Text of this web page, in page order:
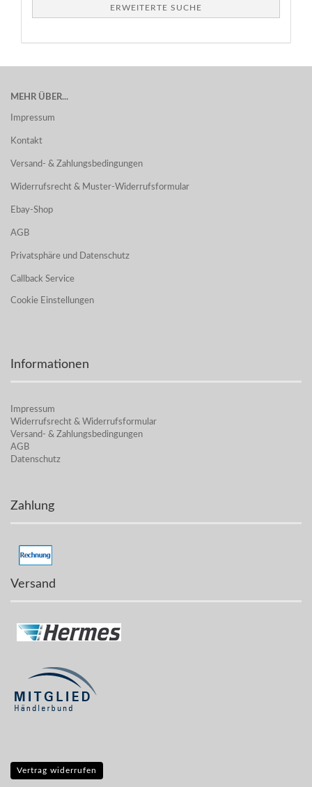
ERWEITERTE SUCHE
MEHR ÜBER...
Impressum
Kontakt
Versand- & Zahlungsbedingungen
Widerrufsrecht & Muster-Widerrufsformular
Ebay-Shop
AGB
Privatsphäre und Datenschutz
Callback Service
Cookie Einstellungen
Informationen
Impressum
Widerrufsrecht & Widerrufsformular
Versand- & Zahlungsbedingungen
AGB
Datenschutz
Zahlung
Versand
Vertrag widerrufen